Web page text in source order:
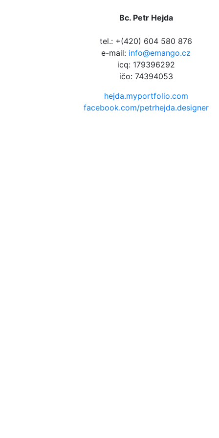
Bc. Petr Hejda
tel.: +(420) 604 580 876
e-mail: info@emango.cz
icq: 179396292
ičo: 74394053
hejda.myportfolio.com
facebook.com/petrhejda.designer